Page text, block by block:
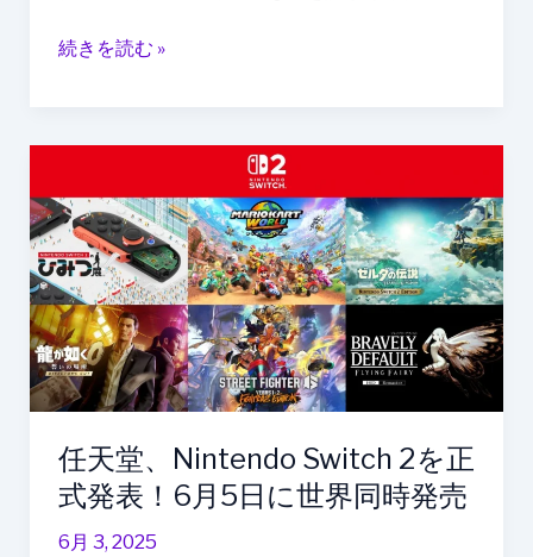
ン
デ
ス
プ
レ
イ
＆
Neural
Band
の
力
続きを読む »
任天堂、Nintendo Switch 2を正
式発表！6月5日に世界同時発売
6月 3, 2025
堂、
Nintendo
Switch
2
を
正
式
表！
6
月
5